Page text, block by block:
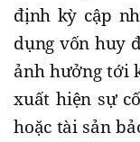
định kỳ cập
dụng vốn huy
ảnh hưởng tới
xuất hiện sự
hoặc tài sản